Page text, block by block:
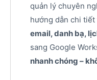
quản lý chuyên
hướng dẫn chi tiết
email, danh bạ,
sang Google
nhanh chóng –